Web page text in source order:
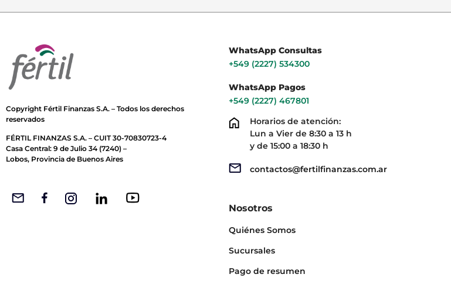
Copyright Fértil Finanzas S.A. – Todos los derechos
reservados
FÉRTIL FINANZAS S.A. – CUIT 30-70830723-4
Casa Central: 9 de Julio 34 (7240) –
Lobos, Provincia de Buenos Aires
WhatsApp Consultas
+549 (2227) 534300
WhatsApp Pagos
+549 (2227) 467801
Horarios de atención:
Lun a Vier de 8:30 a 13 h
y de 15:00 a 18:30 h
contactos@fertilfinanzas.com.ar
Nosotros
Quiénes Somos
Sucursales
Pago de resumen